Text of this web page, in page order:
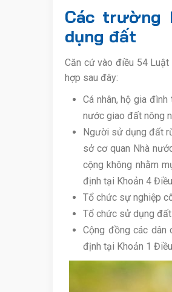
Các trường
dụng đất
Căn cứ vào điều 54
hợp sau đây:
Cá nhân, hộ gia
nước giao đất nông
Người sử dụng đất
sở cơ quan Nhà
cộng không nhằm
định tại Khoản 4
Tổ chức sự nghiệp
Tổ chức sử dụng
Cộng đồng các
định tại Khoản 1